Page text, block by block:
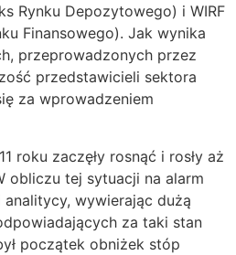
Rynku Depozytowego) i WIRF
Finansowego). Jak wynika
przeprowadzonych przez
przedstawicieli sektora
za wprowadzeniem
roku zaczęły rosnąć i rosły aż
obliczu tej sytuacji na alarm
wywierając dużą
za taki stan
początek obniżek stóp